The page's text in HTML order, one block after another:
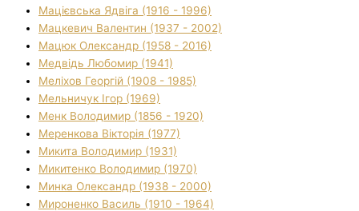
Мацієвська Ядвіга (1916 - 1996)
Мацкевич Валентин (1937 - 2002)
Мацюк Олександр (1958 - 2016)
Медвідь Любомир (1941)
Меліхов Георгій (1908 - 1985)
Мельничук Ігор (1969)
Менк Володимир (1856 - 1920)
Меренкова Вікторія (1977)
Микита Володимир (1931)
Микитенко Володимир (1970)
Минка Олександр (1938 - 2000)
Мироненко Василь (1910 - 1964)